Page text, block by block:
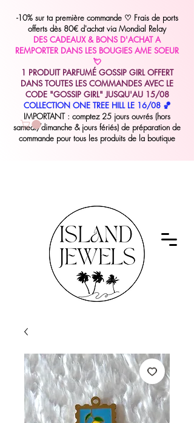
-10% sur ta première commande ♡ Frais de ports
offerts dès 80€ d'achat via Mondial Relay
DES CADEAUX & BONS D'ACHAT A
REMPORTER DANS LES BOUGIES AME SOEUR
💘
1 PRODUIT PARFUMÉ GOSSIP GIRL OFFERT
DANS TOUTES LES COMMANDES AVEC LE
CODE "GOSSIP GIRL" JUSQU'AU 15/08
COLLECTION ONE TREE HILL LE 16/08 🏀
IMPORTANT : comptez 25 jours ouvrés (hors
samedi/dimanche & jours fériés) de préparation de
commande pour tous les produits de la boutique